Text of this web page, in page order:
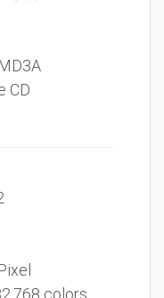
CD
colors